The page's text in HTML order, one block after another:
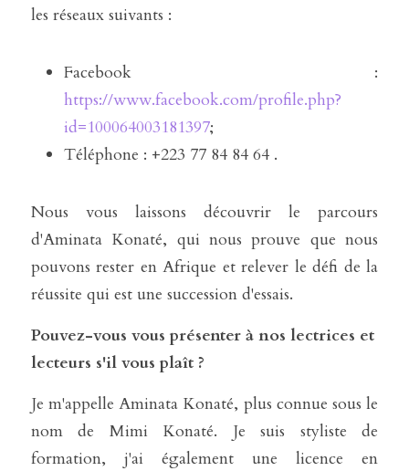
les réseaux suivants :
https://www.facebook.com/profile.php?
id=100064003181397;
Téléphone : +223 77 84 84 64 .
Nous vous laissons découvrir le parcours
d'Aminata Konaté, qui nous prouve que nous
pouvons rester en Afrique et relever le défi de la
réussite qui est une succession d'essais.
Pouvez-vous vous présenter à nos lectrices et
lecteurs s'il vous plaît ?
Je m'appelle Aminata Konaté, plus connue sous le
nom de Mimi Konaté. Je suis styliste de
formation, j'ai également une licence en